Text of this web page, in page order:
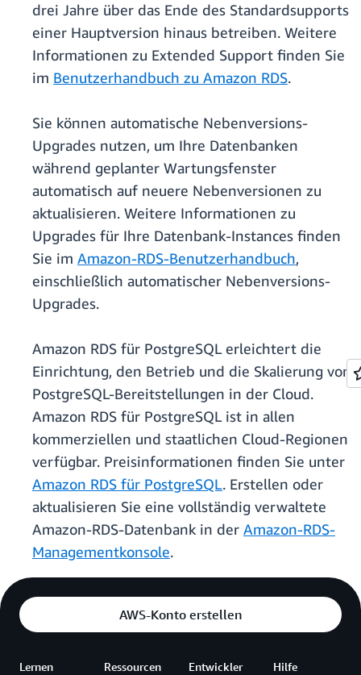
drei Jahre über das Ende des Standardsupports
einer Hauptversion hinaus betreiben. Weitere
Informationen zu Extended Support finden Sie
im Benutzerhandbuch zu Amazon RDS.
Sie können automatische Nebenversions-
Upgrades nutzen, um Ihre Datenbanken
während geplanter Wartungsfenster
automatisch auf neuere Nebenversionen zu
aktualisieren. Weitere Informationen zu
Upgrades für Ihre Datenbank-Instances finden
Sie im Amazon-RDS-Benutzerhandbuch,
einschließlich automatischer Nebenversions-
Upgrades.
Amazon RDS für PostgreSQL erleichtert die
Einrichtung, den Betrieb und die Skalierung von
PostgreSQL-Bereitstellungen in der Cloud.
Amazon RDS für PostgreSQL ist in allen
kommerziellen und staatlichen Cloud-Regionen
verfügbar. Preisinformationen finden Sie unter
Amazon RDS für PostgreSQL. Erstellen oder
aktualisieren Sie eine vollständig verwaltete
Amazon-RDS-Datenbank in der Amazon-RDS-
Managementkonsole.
AWS-Konto erstellen
Lernen Ressourcen Entwickler Hilfe